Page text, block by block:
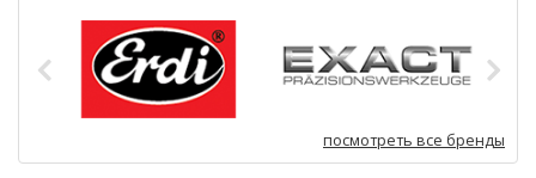
посмотреть все бренды